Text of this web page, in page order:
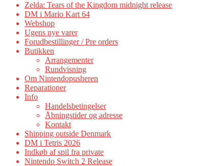
Zelda: Tears of the Kingdom midnight release
DM i Mario Kart 64
Webshop
Ugens nye varer
Forudbestillinger / Pre orders
Butikken
Arrangementer
Rundvisning
Om Nintendopusheren
Reparationer
Info
Handelsbetingelser
Åbningstider og adresse
Kontakt
Shipping outside Denmark
DM i Tetris 2026
Indkøb af spil fra private
Nintendo Switch 2 Release